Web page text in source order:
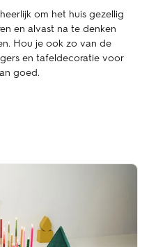
om het huis gezellig
en alvast na te denken
Hou je ook zo van de
en tafeldecoratie voor
goed.